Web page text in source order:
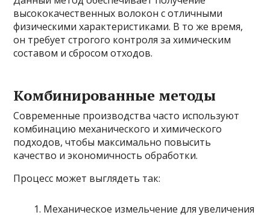
высококачественных волокон с отличными
физическими характеристиками. В то же время,
он требует строгого контроля за химическим
составом и сбросом отходов.
Комбинированные методы
Современные производства часто используют
комбинацию механического и химического
подходов, чтобы максимально повысить
качество и экономичность обработки.
Процесс может выглядеть так:
Механическое измельчение для увеличения